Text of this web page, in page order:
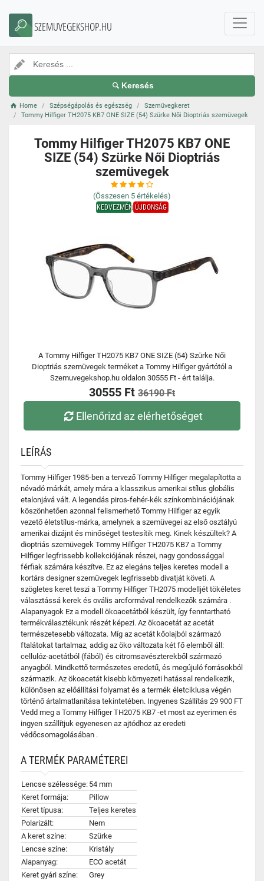
SZEMUVEGEKSHOP.HU
Keresés
Home Szépségápolás és egészség
Szemüvegkeret
Tommy Hilfiger TH2075 KB7 ONE SIZE (54) Szürke Női Dioptriás szemüvegek
Tommy Hilfiger TH2075 KB7 ONE
SIZE (54) Szürke Női Dioptriás
szemüvegek
(Összesen 5 értékelés)
KEDVEZMÉNYÚJDONSÁG
A Tommy Hilfiger TH2075 KB7 ONE SIZE (54) Szürke Női
Dioptriás szemüvegek terméket a Tommy Hilfiger gyártótól a
Szemuvegekshop.hu oldalon 30555 Ft - ért találja.
30555 Ft 36190 Ft
Ellenőrizd az elérhetőséget
LEÍRÁS
Tommy Hilfiger 1985-ben a tervező Tommy Hilfiger megalapította a
névadó márkát, amely mára a klasszikus amerikai stílus globális
etalonjává vált. A legendás piros-fehér-kék színkombinációjának
köszönhetően azonnal felismerhető Tommy Hilfiger az egyik
vezető életstílus-márka, amelynek a szemüvegei az első osztályú
amerikai dizájnt és minőséget testesítik meg. Kinek készültek? A
dioptriás szemüvegek Tommy Hilfiger TH2075 KB7 a Tommy
Hilfiger legfrissebb kollekciójának részei, nagy gondossággal
férfiak számára készítve. Ez az elegáns teljes keretes modell a
kortárs designer szemüvegek legfrissebb divatját követi. A
szögletes keret teszi a Tommy Hilfiger TH2075 modelljét tökéletes
választássá kerek és ovális arcformával rendelkezők számára .
Alapanyagok Ez a modell ökoacetátból készült, így fenntartható
termékválasztékunk részét képezi. Az ökoacetát az acetát
természetesebb változata. Míg az acetát kőolajból származó
ftalátokat tartalmaz, addig az öko változata két fő elemből áll:
cellulóz-acetátból (fából) és citromsavészterekből származó
anyagból. Mindkettő természetes eredetű, és megújuló forrásokból
származik. Az ökoacetát kisebb környezeti hatással rendelkezik,
különösen az előállítási folyamat és a termék életciklusa végén
történő ártalmatlanítása tekintetében. Ingyenes Szállítás 29 900 FT
Vedd meg a Tommy Hilfiger TH2075 KB7 -et most az eyerimen és
ingyen szállítjuk egyenesen az ajtódhoz az eredeti
védőcsomagolásában .
A TERMÉK PARAMÉTEREI
Lencse szélessége: 54 mm
Keret formája:
Pillow
Keret típusa:
Teljes keretes
Polarizált:
Nem
A keret színe:
Szürke
Lencse színe:
Kristály
Alapanyag:
ECO acetát
Keret gyári színe:
Grey